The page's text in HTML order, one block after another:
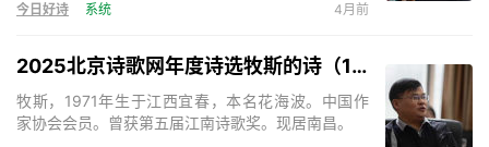
《神的呢喃》、《秋叶集》、《在成都的日子》、
《残梦》等。主编诗歌刊物三十余部。《天下诗歌》
诗刊主编。
今日好诗 系统 4月前
2025北京诗歌网年度诗选牧斯的诗（17首）
牧斯，1971年生于江西宜春，本名花海波。中国作
家协会会员。曾获第五届江南诗歌奖。现居南昌。